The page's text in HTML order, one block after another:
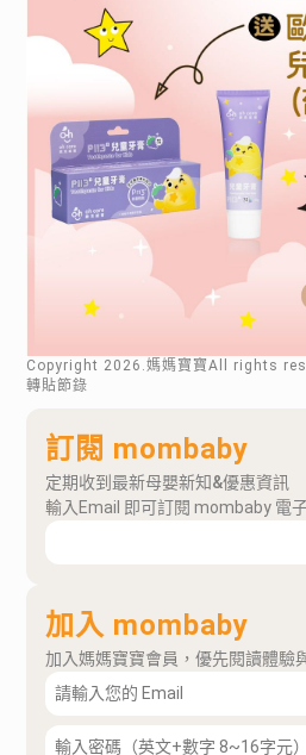
Copyright 2026 .媽媽寶寶All rights
轉貼節錄
訂閱 mombaby
定期收到最新母嬰新知&優惠資訊
輸入Email 即可訂閱 mombaby 電
加入 mombaby
加入媽媽寶寶會員，優先閱讀體驗